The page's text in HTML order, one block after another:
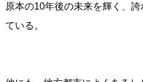
原本の10年後の未来を輝く、
ている。